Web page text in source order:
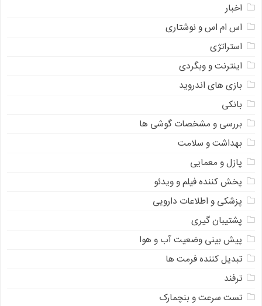
اخبار
اس ام اس و نوشتاری
استراتژی
اینترنت و وبگردی
بازی های اندروید
بانکی
بررسی و مشخصات گوشی ها
بهداشت و سلامت
پازل و معمایی
پخش کننده فیلم و ویدئو
پزشکی و اطلاعات دارویی
پشتیبان گیری
پیش بینی وضعیت آب و هوا
تبدیل کننده فرمت ها
ترفند
تست سرعت و بنچمارک